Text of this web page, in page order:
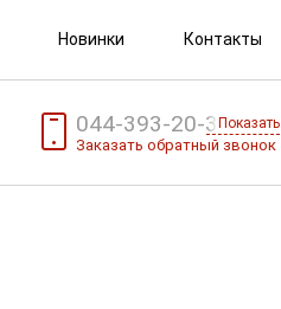
Новинки Контакты
044-393-20-36Показать
Заказать обратный звонок